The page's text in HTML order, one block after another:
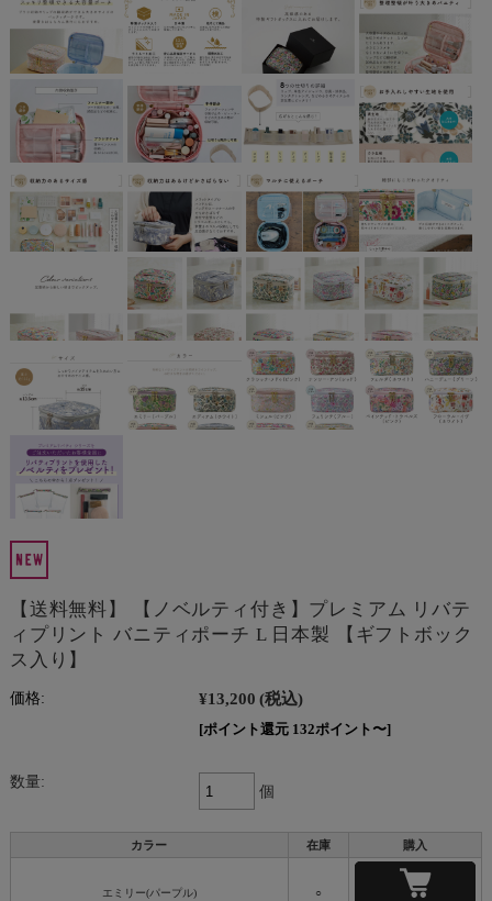
【送料無料】 【ノベルティ付き】プレミアム リバテ
ィプリント バニティポーチ L 日本製 【ギフトボック
ス入り】
価格: ¥13,200 (税込)
[ポイント還元 132ポイント〜]
数量:
個
カラー 在庫 購入
エミリー(パープル) ○